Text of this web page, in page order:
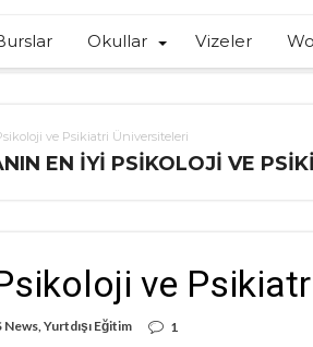
Okullar Vizeler
ve Psikiatri Üniversiteleri
EN IYI PSIKOLOJI VE
ve
News,Yurtdışı Eğitim 1